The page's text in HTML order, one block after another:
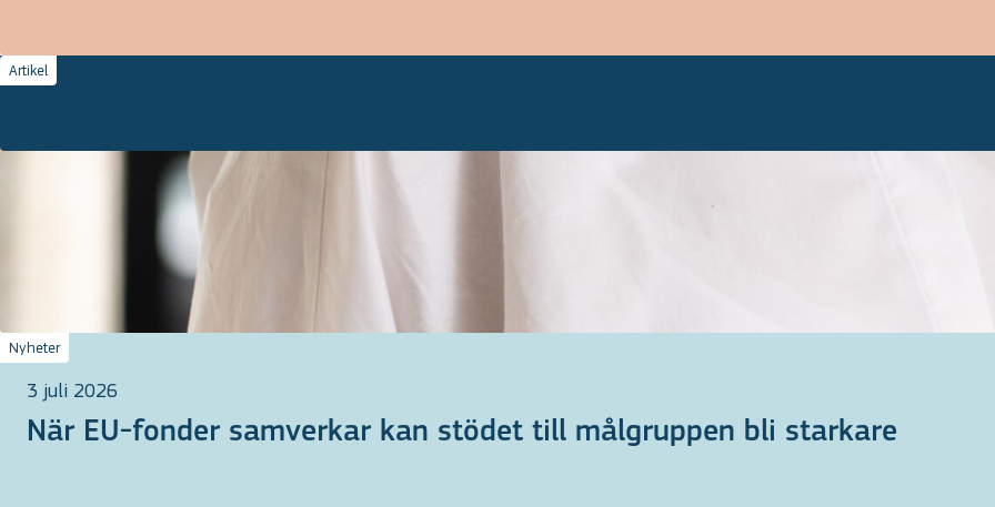
Artikel
Nyheter
3 juli 2026
När EU-fonder samverkar kan stödet till målgruppen bli starkare